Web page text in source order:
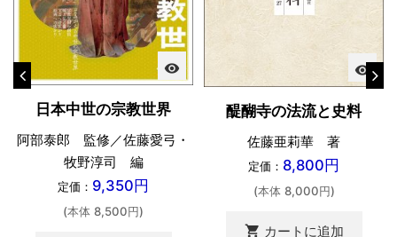
visibility
日本中世の宗教世界
阿部泰郎 監修／佐藤愛弓・
牧野淳司 編
定価： 9,350円
(本体 8,500円)
visibility
醍醐寺の法流と史料
佐藤亜莉華 著
定価： 8,800円
(本体 8,000円)
shopping_cart カートに追加